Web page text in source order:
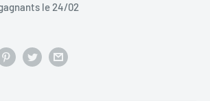
le 24/02